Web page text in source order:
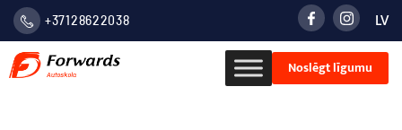
+37128622038 LV
Noslēgt līgumu